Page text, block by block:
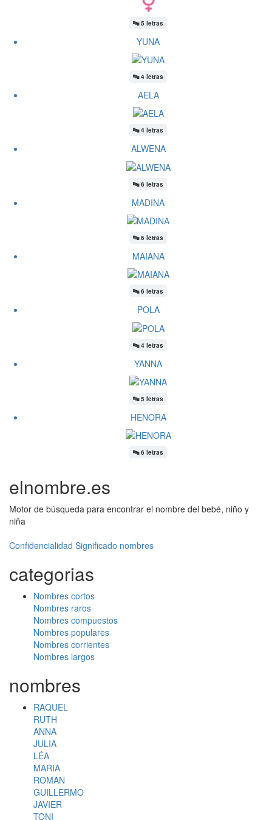
🔤5 letras
YUNA
🔤4 letras
AELA
🔤4 letras
ALWENA
🔤6 letras
MADINA
🔤6 letras
MAIANA
🔤6 letras
POLA
🔤4 letras
YANNA
🔤5 letras
HENORA
🔤6 letras
elnombre.es
Motor de búsqueda para encontrar el nombre del bebé, niño y
niña
Confidencialidad Significado nombres
categorias
Nombres cortos
Nombres raros
Nombres compuestos
Nombres populares
Nombres corrientes
Nombres largos
nombres
RAQUEL
RUTH
ANNA
JULIA
LÉA
MARIA
ROMAN
GUILLERMO
JAVIER
TONI